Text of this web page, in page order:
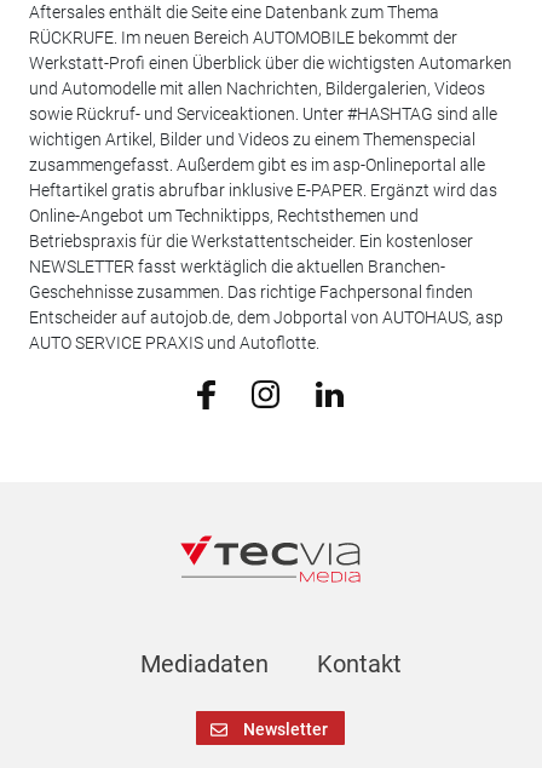
Aftersales enthält die Seite eine Datenbank zum Thema
RÜCKRUFE. Im neuen Bereich AUTOMOBILE bekommt der
Werkstatt-Profi einen Überblick über die wichtigsten Automarken
und Automodelle mit allen Nachrichten, Bildergalerien, Videos
sowie Rückruf- und Serviceaktionen. Unter #HASHTAG sind alle
wichtigen Artikel, Bilder und Videos zu einem Themenspecial
zusammengefasst. Außerdem gibt es im asp-Onlineportal alle
Heftartikel gratis abrufbar inklusive E-PAPER. Ergänzt wird das
Online-Angebot um Techniktipps, Rechtsthemen und
Betriebspraxis für die Werkstattentscheider. Ein kostenloser
NEWSLETTER fasst werktäglich die aktuellen Branchen-
Geschehnisse zusammen. Das richtige Fachpersonal finden
Entscheider auf autojob.de, dem Jobportal von AUTOHAUS, asp
AUTO SERVICE PRAXIS und Autoflotte.
Mediadaten Kontakt
Newsletter